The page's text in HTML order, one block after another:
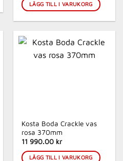
LÄGG TILL I VARUKORG
Kosta Boda Crackle vas
rosa 370mm
11 990.00 kr
LÄGG TILL I VARUKORG